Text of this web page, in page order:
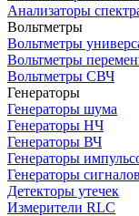
Анализаторы
Вольтметры
Вольтметры
Вольтметры
Вольтметры СВЧ
Генераторы
Генераторы шума
Генераторы НЧ
Генераторы ВЧ
Генераторы
Генераторы
Детекторы утечек
Измерители RLC